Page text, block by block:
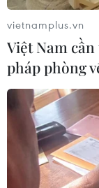
Phần thi điều
vietnamplus.vn
Việt Nam
pháp phòng